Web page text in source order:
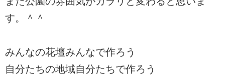
す。＾＾
みんなの花壇みんなで作ろう
自分たちの地域自分たちで作ろう